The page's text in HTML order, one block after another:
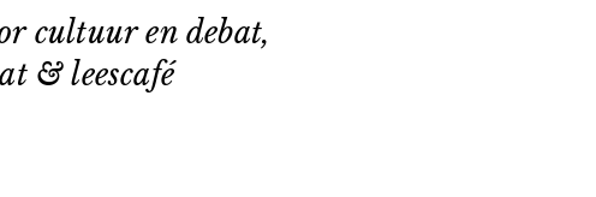
cultuur en debat,
& leescafé